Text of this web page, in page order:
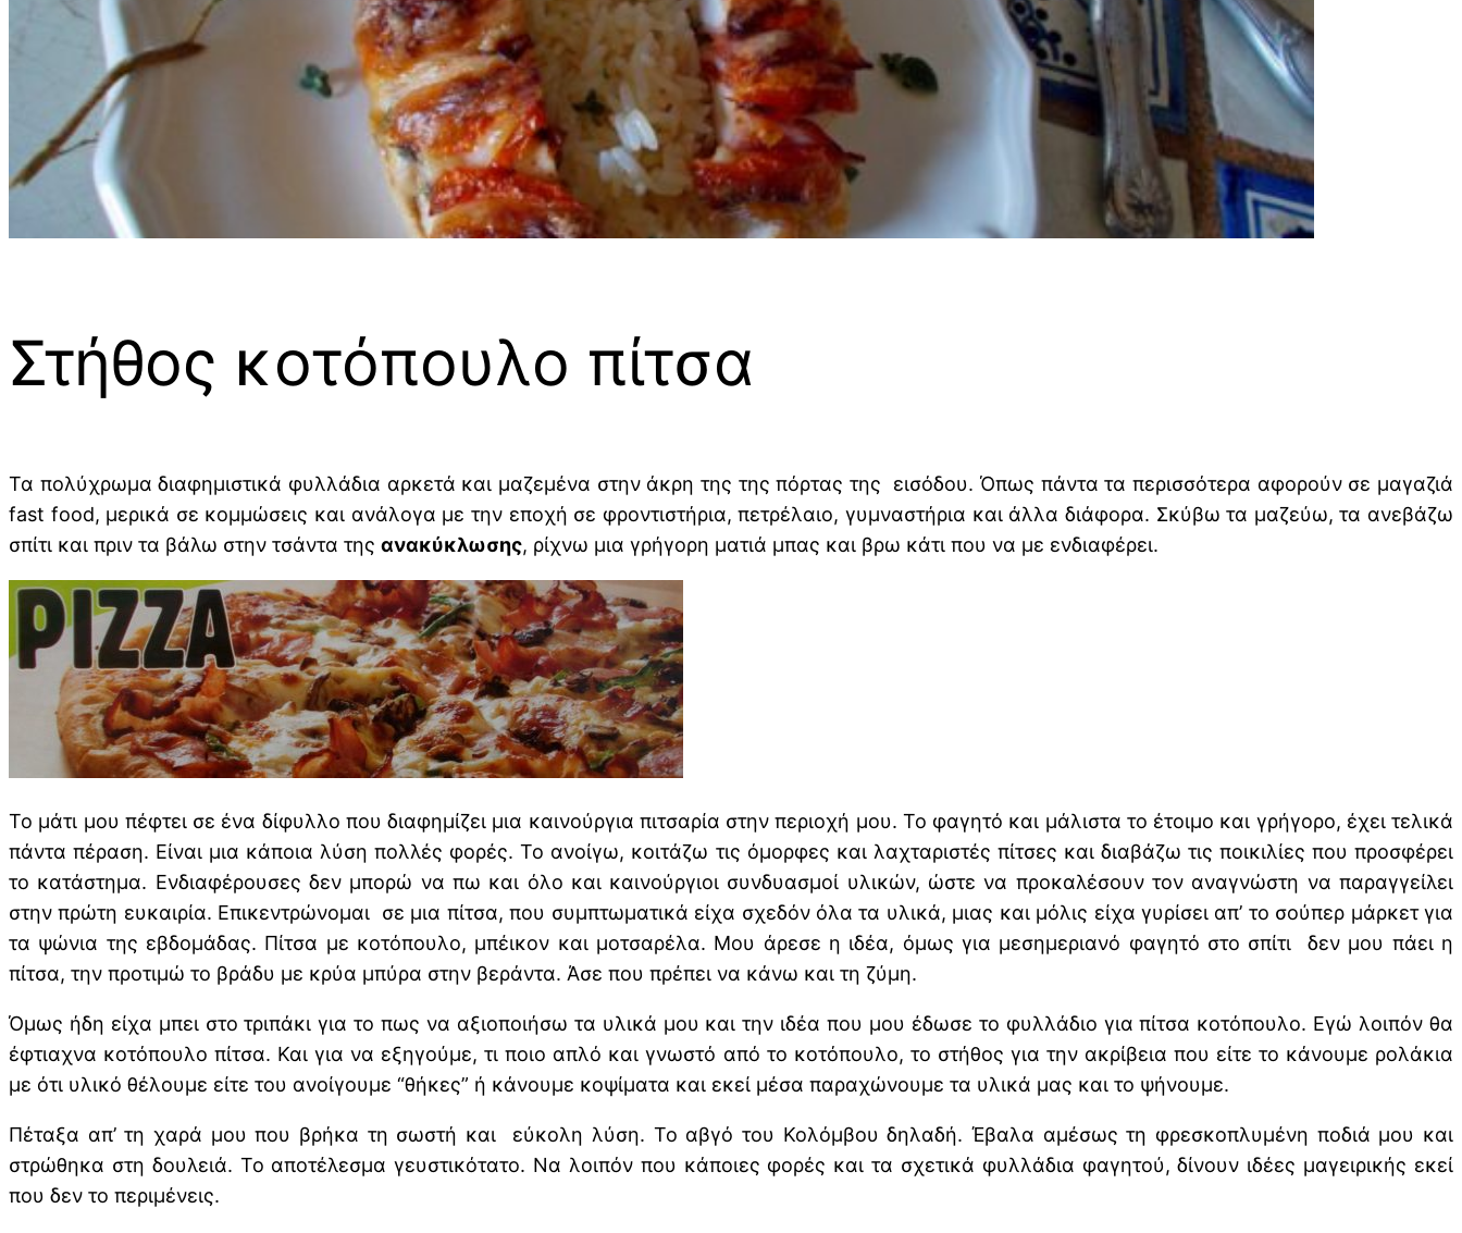
Στήθος κοτόπουλο πίτσα
Τα πολύχρωμα διαφημιστικά φυλλάδια αρκετά και μαζεμένα στην άκρη της της πόρτας της εισόδου. Όπως πάντα τα περισσότερα αφορούν σε μαγαζιά
fast food, μερικά σε κομμώσεις και ανάλογα με την εποχή σε φροντιστήρια, πετρέλαιο, γυμναστήρια και άλλα διάφορα. Σκύβω τα μαζεύω, τα ανεβάζω
σπίτι και πριν τα βάλω στην τσάντα της ανακύκλωσης, ρίχνω μια γρήγορη ματιά μπας και βρω κάτι που να με ενδιαφέρει.
Το μάτι μου πέφτει σε ένα δίφυλλο που διαφημίζει μια καινούργια πιτσαρία στην περιοχή μου. Το φαγητό και μάλιστα το έτοιμο και γρήγορο, έχει τελικά
πάντα πέραση. Είναι μια κάποια λύση πολλές φορές. Το ανοίγω, κοιτάζω τις όμορφες και λαχταριστές πίτσες και διαβάζω τις ποικιλίες που προσφέρει
το κατάστημα. Ενδιαφέρουσες δεν μπορώ να πω και όλο και καινούργιοι συνδυασμοί υλικών, ώστε να προκαλέσουν τον αναγνώστη να παραγγείλει
στην πρώτη ευκαιρία. Επικεντρώνομαι σε μια πίτσα, που συμπτωματικά είχα σχεδόν όλα τα υλικά, μιας και μόλις είχα γυρίσει απ’ το σούπερ μάρκετ για
τα ψώνια της εβδομάδας. Πίτσα με κοτόπουλο, μπέικον και μοτσαρέλα. Μου άρεσε η ιδέα, όμως για μεσημεριανό φαγητό στο σπίτι δεν μου πάει η
πίτσα, την προτιμώ το βράδυ με κρύα μπύρα στην βεράντα. Άσε που πρέπει να κάνω και τη ζύμη.
Όμως ήδη είχα μπει στο τριπάκι για το πως να αξιοποιήσω τα υλικά μου και την ιδέα που μου έδωσε το φυλλάδιο για πίτσα κοτόπουλο. Εγώ λοιπόν θα
έφτιαχνα κοτόπουλο πίτσα. Και για να εξηγούμε, τι ποιο απλό και γνωστό από το κοτόπουλο, το στήθος για την ακρίβεια που είτε το κάνουμε ρολάκια
με ότι υλικό θέλουμε είτε του ανοίγουμε “θήκες” ή κάνουμε κοψίματα και εκεί μέσα παραχώνουμε τα υλικά μας και το ψήνουμε.
Πέταξα απ’ τη χαρά μου που βρήκα τη σωστή και εύκολη λύση. Το αβγό του Κολόμβου δηλαδή. Έβαλα αμέσως τη φρεσκοπλυμένη ποδιά μου και
στρώθηκα στη δουλειά. Το αποτέλεσμα γευστικότατο. Να λοιπόν που κάποιες φορές και τα σχετικά φυλλάδια φαγητού, δίνουν ιδέες μαγειρικής εκεί
που δεν το περιμένεις.